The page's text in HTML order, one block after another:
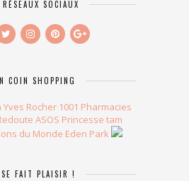
SOCIAUX
COIN SHOPPING
Yves Rocher 1001 Pharmacies
ASOS Princesse tam
du Monde Eden Park
FAIT PLAISIR !